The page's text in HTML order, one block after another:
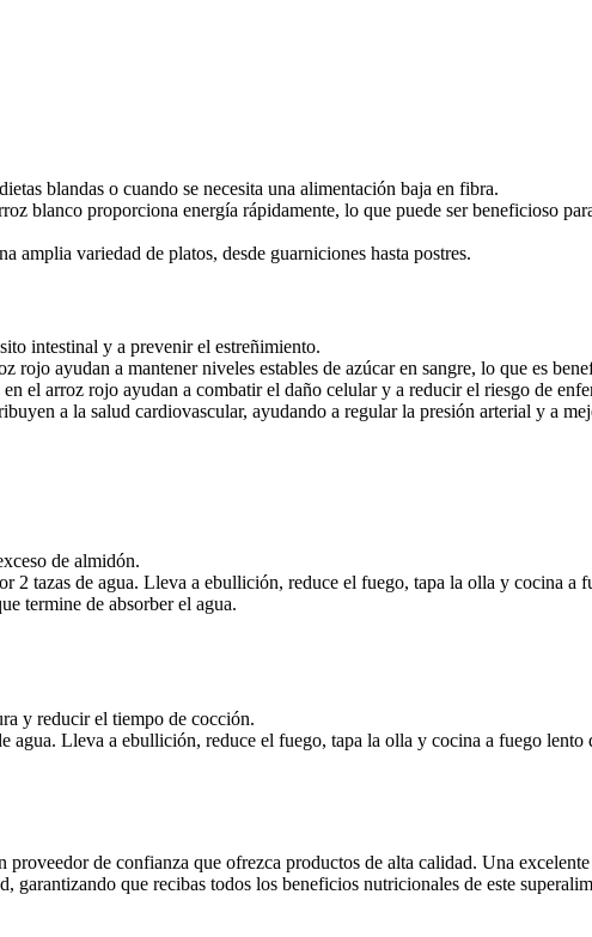
blandas o cuando se necesita una alimentación baja en fibra.
blanco proporciona energía rápidamente, lo que puede ser beneficioso
amplia variedad de platos, desde guarniciones hasta postres.
intestinal y a prevenir el estreñimiento.
ayudan a mantener niveles estables de azúcar en sangre, lo que es
el arroz rojo ayudan a combatir el daño celular y a reducir el riesgo de
a la salud cardiovascular, ayudando a regular la presión arterial y a
de almidón.
2 tazas de agua. Lleva a ebullición, reduce el fuego, tapa la olla y cocina a
termine de absorber el agua.
y reducir el tiempo de cocción.
agua. Lleva a ebullición, reduce el fuego, tapa la olla y cocina a fuego lento
de confianza que ofrezca productos de alta calidad. Una
que recibas todos los beneficios nutricionales de este